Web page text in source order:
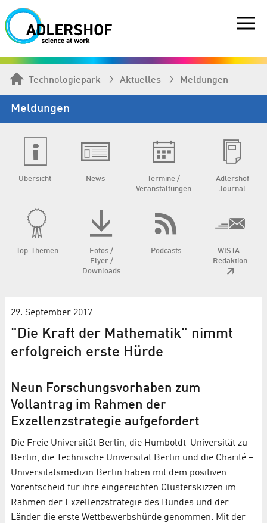
Technologiepark Aktuelles Meldungen
Meldungen
Übersicht News
Termine /
Veranstaltungen
Adlershof
Journal
Top-Themen
Fotos /
Flyer /
Downloads
Podcasts
WISTA-
Redaktion
29. September 2017
"Die Kraft der Mathematik" nimmt
erfolgreich erste Hürde
Neun Forschungsvorhaben zum
Vollantrag im Rahmen der
Exzellenzstrategie aufgefordert
Die Freie Universität Berlin, die Humboldt-Universität zu
Berlin, die Technische Universität Berlin und die Charité –
Universitätsmedizin Berlin haben mit dem positiven
Vorentscheid für ihre eingereichten Clusterskizzen im
Rahmen der Exzellenzstrategie des Bundes und der
Länder die erste Wettbewerbshürde genommen. Mit der